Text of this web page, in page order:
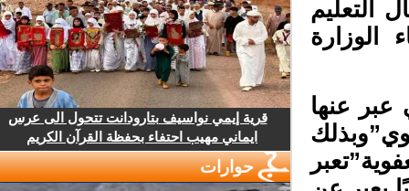
التعليم
عنها
قرية إيمي نواسيف بتارودانت تتحول الى عرس
ايماني مهيب احتفاء بحفظة القرآن الكريم
حوارات